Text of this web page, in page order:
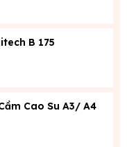
B 175
Cao Su A3/ A4